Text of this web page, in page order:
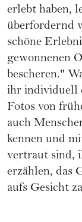
erlebt haben,
überfordernd
schöne
gewonnenen
bescheren."
ihr individuell
Fotos von
auch
kennen und
vertraut sind,
erzählen, das
aufs Gesicht